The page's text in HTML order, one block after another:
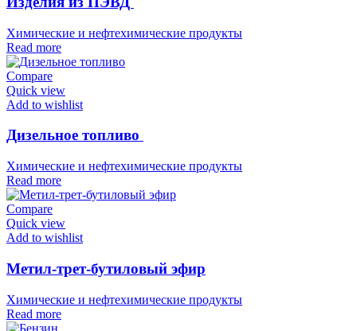
Химические и нефтехимические продукты
Read more
Compare
Quick view
Add to wishlist
Дизельное топливо
Химические и нефтехимические продукты
Read more
Compare
Quick view
Add to wishlist
Метил-трет-бутиловый эфир
Химические и нефтехимические продукты
Read more